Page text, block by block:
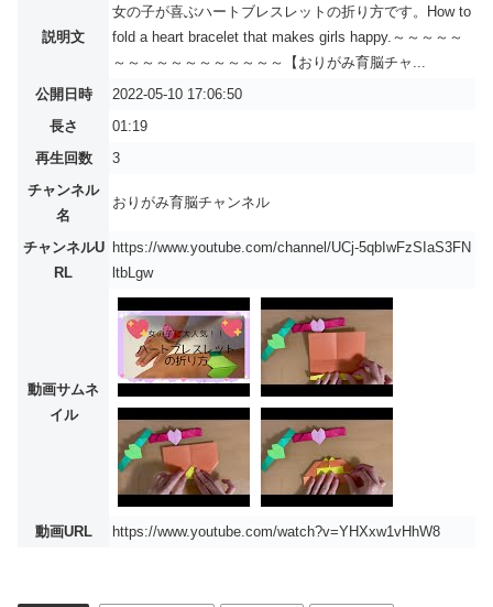
説明文
女の子が喜ぶハートブレスレットの折り方です。How to
fold a heart bracelet that makes girls happy.～～～～～
～～～～～～～～～～～～【おりがみ育脳チャ...
公開日時
2022-05-10 17:06:50
長さ
01:19
再生回数
3
チャンネル
名
おりがみ育脳チャンネル
チャンネルU
RL
https://www.youtube.com/channel/UCj-5qbIwFzSIaS3FN
ltbLgw
動画サムネ
イル
動画URL https://www.youtube.com/watch?v=YHXxw1vHhW8